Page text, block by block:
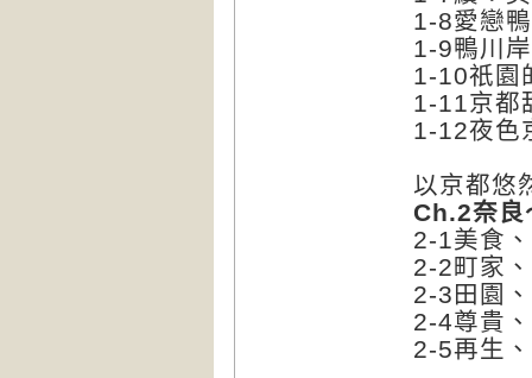
1-8愛戀
1-9鴨川
1-10祇園
1-11京都
1-12夜色
以京都悠
Ch.2奈良
2-1美食
2-2町家
2-3田園
2-4尊貴
2-5再生